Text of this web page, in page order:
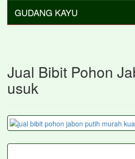
GUDANG KAYU
Jual Bibit Pohon
usuk